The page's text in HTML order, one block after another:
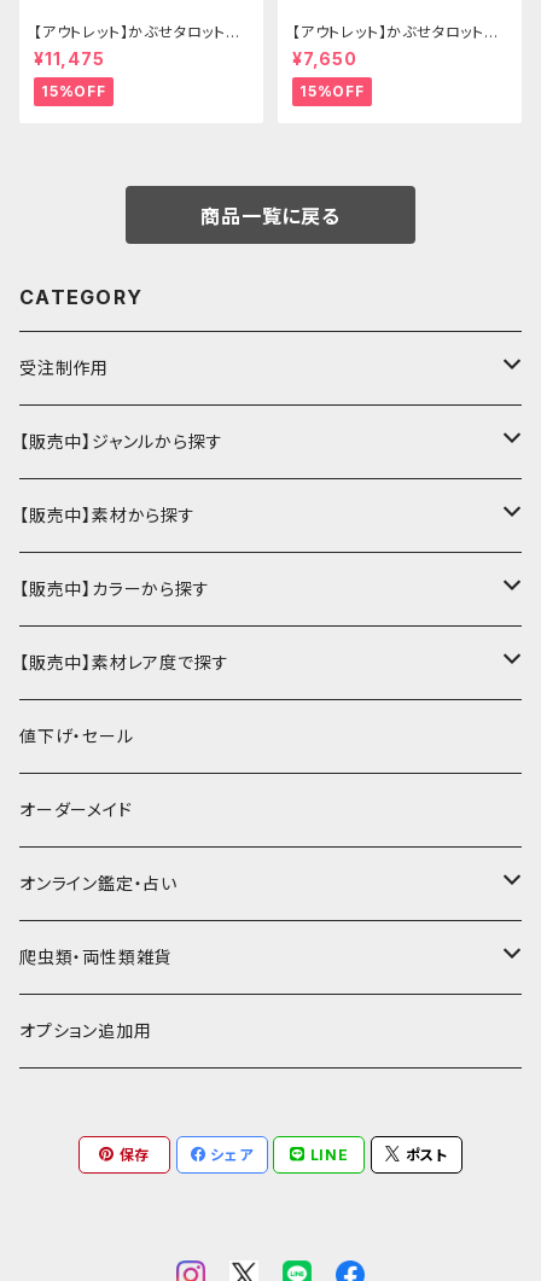
【アウトレット】かぶせタロットケ
ース -Hermit- ゴシックブラウ
ン
¥11,475
15%OFF
【アウトレット】かぶせタロットケ
ース -Hermit- mini ゴシックブ
ルー
¥7,650
15%OFF
商品一覧に戻る
CATEGORY
受注制作用
財布・小銭入れ
ミニ財布
ハーフ・二つ折り財布
名刺入れ・定期入れ
カードケース・名刺入れ
パスケース・定期入れ
ミニチュア・雑貨
ミニチュア
雑貨
キーケース・キーホルダー
キーケース
キーホルダー
その他革小物
コンドームケース
チュッパチャップスホルダー
タロットカードケース
もむのふの爬虫類グッズ屋さん
お名前カード
【販売中】ジャンルから探す
カードケース・名刺入れ
カードケース
レギュラー名刺入れ
パスケース・定期入れ
パスケース
切符・回数券ケース
財布・小銭入れ
ミニ財布
二つ折り・ハーフ財布
キーケース・キーホルダー
キーケース
キーホルダー
その他ケース
ペンケース
ようかんホルダー
コンドームケース
ミニチュア・雑貨
ミニチュアブーツ
ミニチュアキャスケット
ミニチュア革の鎧
その他革小物
ソフトレザーポーチ
パッチワーク・つぎはぎ
金運アップ
【販売中】素材から探す
牛革
牛ヌメ
その他牛革
豚革
豚ヌメ
豚スエード
ヤギ革
ヤギヌメ
その他ヤギ革
羊革
馬革
馬ヌメ
コードバン
バッファロー革
駱駝革
ダイヤモンドパイソン
【販売中】カラーから探す
ナチュラル（染色なし）
白系
黒系
茶系
こげ茶系
赤系
【販売中】素材レア度で探す
★★☆☆☆☆ 流通数、人気あり
★★★☆☆☆ 流通数少ない
★★★★☆☆ 希少素材、高価
★★★★★☆ かなりレア素材、高価！
★★★★★★ 最高ランク激レア高額素材！
値下げ・セール
オーダーメイド
オンライン鑑定・占い
タロット占い
ルーン占い
爬虫類・両性類雑貨
アイテムジャンルから探す
マグネット
フトアゴヒゲトカゲ
オプション追加用
保存 シェア LINE ポスト